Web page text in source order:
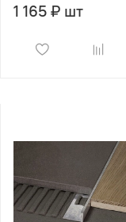
1 165 ₽ шт